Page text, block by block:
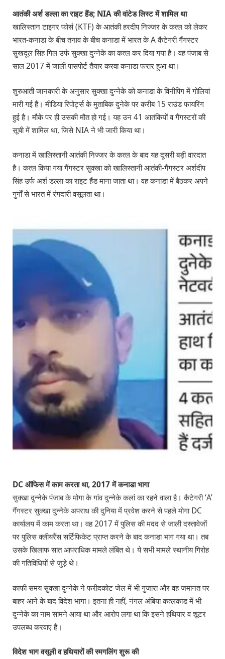
आतंकी अर्श डल्ला का राइट हैंड; NIA की वांटेड लिस्ट में शामिल था
खालिस्तान टाइगर फोर्स (KTF) के आतंकी हरदीप निज्जर के कत्ल को लेकर
भारत-कनाडा के बीच तनाव के बीच कनाडा में भारत के A कैटेगरी गैंगस्टर
सुखदूल सिंह गिल उर्फ ​​सुक्खा दुन्नेके का कत्ल कर दिया गया है। वह पंजाब से
साल 2017 में जाली पासपोर्ट तैयार करवा कनाडा फरार हुआ था।
शुरुआती जानकारी के अनुसार सुक्खा दुन्नेके को कनाडा के विनीपिग में गोलियां
मारी गई हैं। मीडिया रिपोर्ट्स के मुताबिक दुनेके पर करीब 15 राउंड फायरिंग
हुई है। मौके पर ही उसकी मौत हो गई। यह उन 41 आतंकियों व गैंगस्टरों की
सूची में शामिल था, जिसे NIA ने भी जारी किया था।
कनाडा में खालिस्तानी आतंकी निज्जर के कत्ल के बाद यह दूसरी बड़ी वारदात
है। कत्ल किया गया गैंगस्टर सुक्खा को खालिस्तानी आतंकी-गैंगस्टर अर्शदीप
सिंह उर्फ अर्श डल्ला का राइट हैंड माना जाता था। वह कनाडा में बैठकर अपने
गुर्गों से भारत में रंगदारी वसूलता था।
DC ऑफिस में काम करता था, 2017 में कनाडा भागा
सुक्खा दुन्नेके पंजाब के मोगा के गांव दुन्नेके कलां का रहने वाला है। कैटेगरी ‘A’
गैंगस्टर सुक्खा दुन्नेके अपराध की दुनिया में प्रवेश करने से पहले मोगा DC
कार्यालय में काम करता था। वह 2017 में पुलिस की मदद से जाली दस्तावेजों
पर पुलिस क्लीयरैंस सर्टिफिकेट प्राप्त करने के बाद कनाडा भाग गया था। तब
उसके खिलाफ सात आपराधिक मामले लंबित थे। ये सभी मामले स्थानीय गिरोह
की गतिविधियों से जुड़े थे।
काफी समय सुक्खा दुन्नेके ने फरीदकोट जेल में भी गुजारा और वह जमानत पर
बाहर आने के बाद विदेश भागा। इतना ही नहीं, नंगल अंबिया कत्लकांड में भी
दुन्नेके का नाम सामने आया था और आरोप लगा था कि इसने हथियार व शूटर
उपलब्ध करवाए हैं।
विदेश भाग वसूली व हथियारों की स्मगलिंग शुरू की